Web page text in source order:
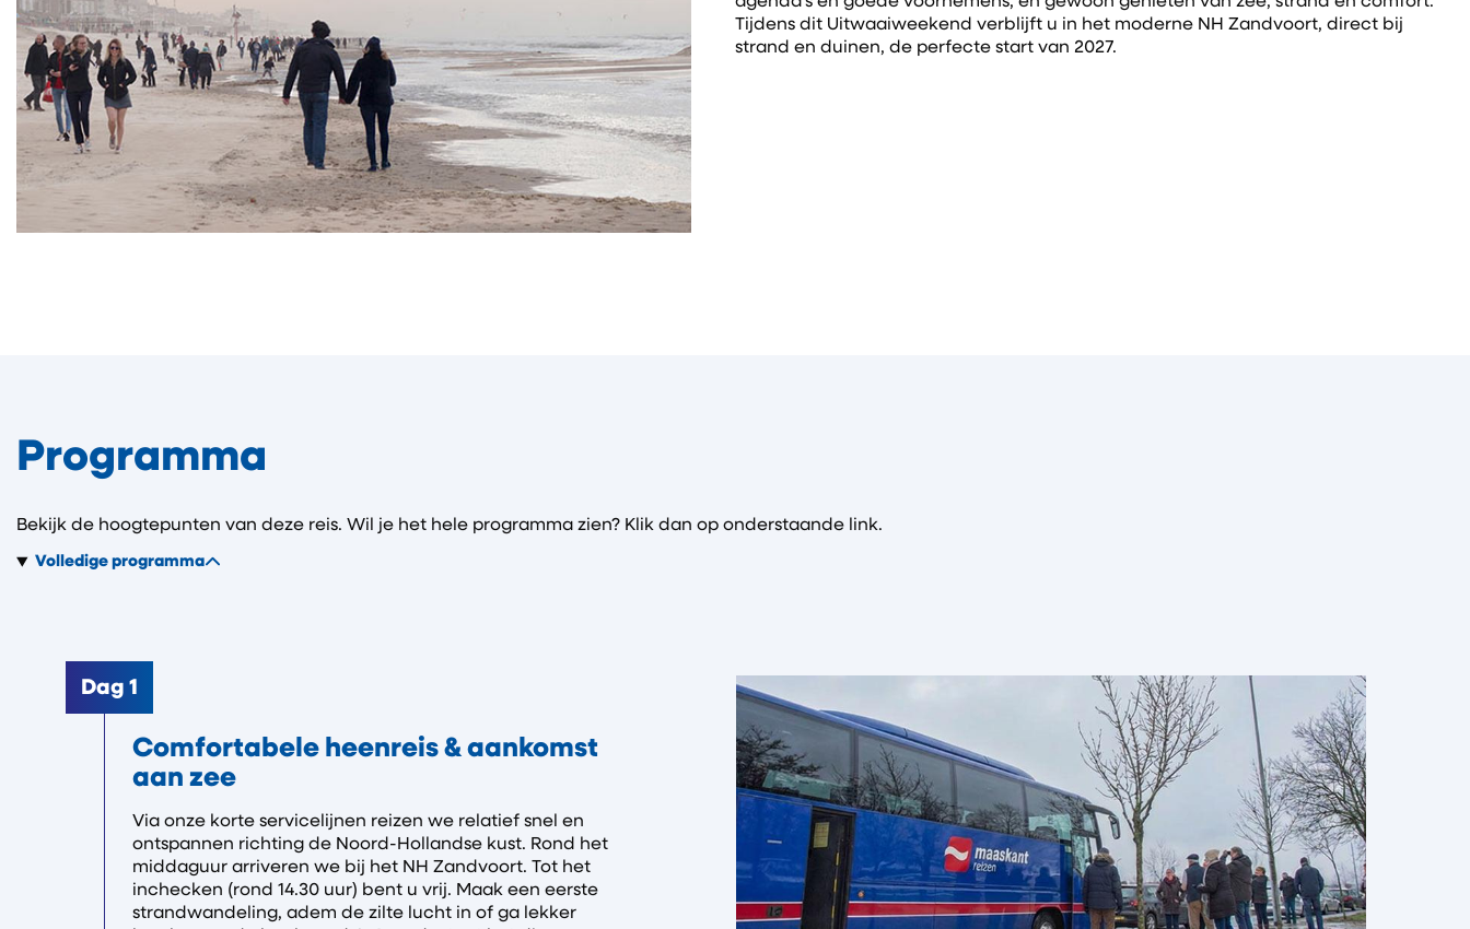
Tijdens dit Uitwaaiweekend verblijft u in het moderne NH Zandvoort, direct bij
strand en duinen, de perfecte start van 2027.
Programma
Bekijk de hoogtepunten van deze reis. Wil je het hele programma zien? Klik dan op onderstaande link.
Volledige programma
Dag 1
Comfortabele heenreis & aankomst
aan zee
Via onze korte servicelijnen reizen we relatief snel en
ontspannen richting de Noord-Hollandse kust. Rond het
middaguur arriveren we bij het NH Zandvoort. Tot het
inchecken (rond 14.30 uur) bent u vrij. Maak een eerste
strandwandeling, adem de zilte lucht in of ga lekker